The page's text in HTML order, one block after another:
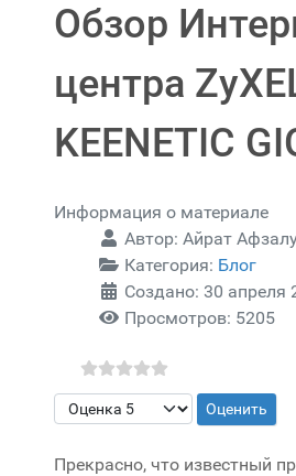
Обзор
центра
KEENETIC
Информация о материале
Автор: Айрат
Категория: Блог
Создано: 30 апреля
Просмотров: 5205
Пожалуйста, оцените
Прекрасно, что известный